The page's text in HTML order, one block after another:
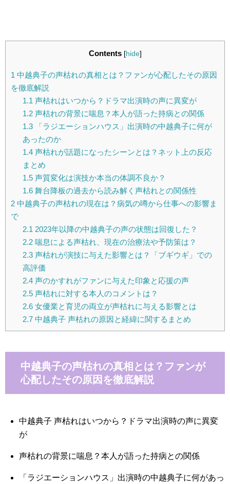
Contents [hide]
1 中越典子の声枯れの真相とは？ファンが心配したその原因
を徹底解説
1.1 声枯れはいつから？ドラマ出演時の声に異変が
1.2声枯れの背景に喘息？本人が語った持病との関係
1.3「ラジエーションハウス」出演時の中越典子に何が
あったのか
1.4声枯れが話題になったシーンとは？ネット上の反応
まとめ
1.5声質変化は演技か本当の体調不良か？
1.6舞台降板の過去から読み解く声枯れとの関係性
2 中越典子の声枯れの現在は？病気の噂から仕事への影響ま
で
2.1 2023年以降の中越典子の声の状態は回復した？
2.2喘息による声枯れ、現在の治療法や予防策は？
2.3声枯れが演技に与えた影響とは？「ブギウギ」での
高評価
2.4声のかすれがファンに与えた印象と応援の声
2.5声枯れに対する本人のコメントは？
2.6女優業と育児の両立が声枯れに与える影響とは
2.7中越典子 声枯れの原因と経緯に関するまとめ
中越典子の声枯れの真相とは？ファンが
心配したその原因を徹底解説
中越典子 声枯れはいつから？ドラマ出演時の声に異変
が
声枯れの背景に喘息？本人が語った持病との関係
「ラジエーションハウス」出演時の中越典子に何があっ